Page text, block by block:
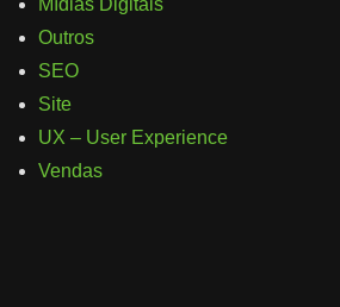
Mídias Digitais
Outros
SEO
Site
UX – User Experience
Vendas